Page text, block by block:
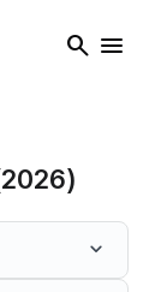
search menu
keyboard_arrow_down